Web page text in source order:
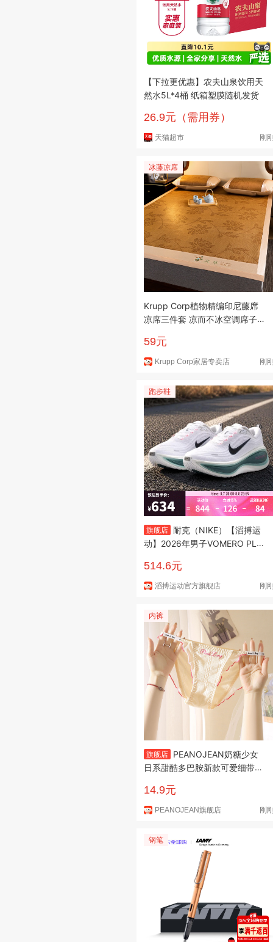
【下拉更优惠】农夫山泉饮用天
然水5L*4桶 纸箱塑膜随机发货
26.9元（需用券）
天猫超市 刚
冰藤凉席
Krupp Corp植物精编印尼藤席
凉席三件套 凉而不冰空调席子
0*200-三件套
59元
Krupp Corp家居专卖店 刚
跑步鞋
旗舰店 耐克（NIKE）【滔搏运
动】2026年男子VOMERO PLU
514.6元
滔搏运动官方旗舰店 刚
内裤
旗舰店
PEANOJEAN奶糖少女
日系甜酷多巴胺新款可爱细带棉
油玫红 均码【80-130斤】
14.9元
PEANOJEAN旗舰店 刚
钢笔